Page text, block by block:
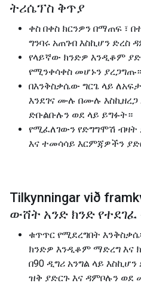
ትሪሴፕስ ቅጥያ
ቀስ በቀስ ክርንዎን በማጠፍ ፣
ግንባሩ አጠገብ እስኪሆን ድረስ
የላይኛው ክንድዎ እንዲቆም
የሚንቀሳቀስ መሆኑን ያረጋግጡ።
በእንቅስቃሴው ግርጌ ላይ
እንደገና ሙሉ በሙሉ
ድቡልቡሉን ወደ ላይ ይግፉት።
የሚፈለገውን የድግግሞሽ ብዛት
እና ተመሳሳይ እርምጃዎችን
Tilkynningar við
ውሸት አንድ ክንድ
ቁጥጥር የሚደረግበት
ክንድዎ እንዲቆም ማድረግ እና
በ90 ዲግሪ አንግል ላይ
ዝቅ ያድርጉ እና ዳምቦሉን